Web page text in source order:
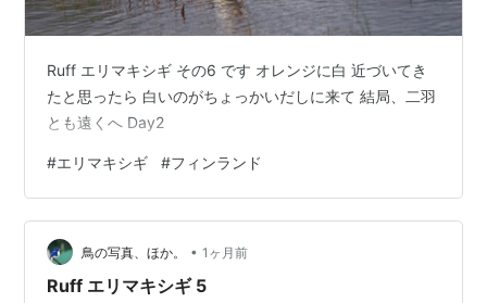
Ruff エリマキシギ その6 です オレンジに白 近づいてき
たと思ったら 白いのがちょっかいだしに来て 結局、二羽
とも遠くへ Day2
#エリマキシギ #フィンランド
鳥の写真、ほか。 • 1ヶ月前
Ruff エリマキシギ 5